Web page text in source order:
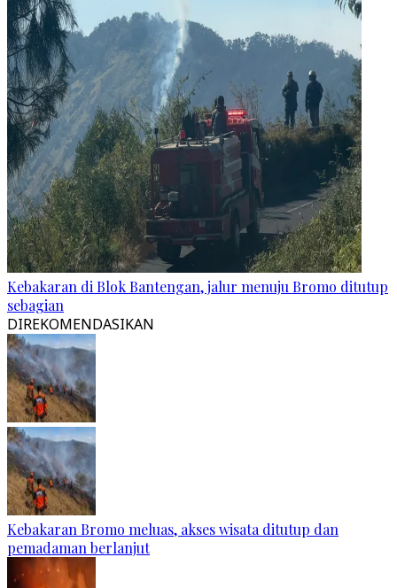
Kebakaran di Blok Bantengan, jalur menuju Bromo ditutup
sebagian
DIREKOMENDASIKAN
Kebakaran Bromo meluas, akses wisata ditutup dan
pemadaman berlanjut